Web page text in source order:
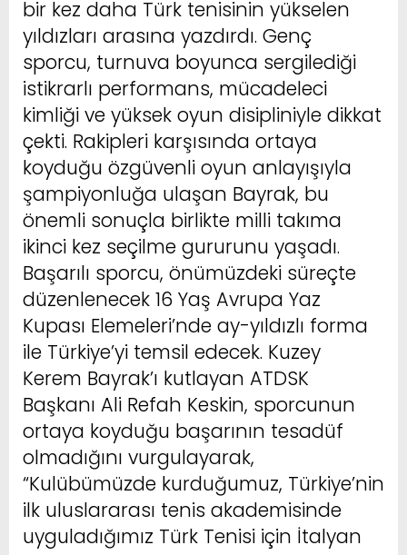
bir kez daha Türk tenisinin yükselen
yıldızları arasına yazdırdı. Genç
sporcu, turnuva boyunca sergilediği
istikrarlı performans, mücadeleci
kimliği ve yüksek oyun disipliniyle dikkat
çekti. Rakipleri karşısında ortaya
koyduğu özgüvenli oyun anlayışıyla
şampiyonluğa ulaşan Bayrak, bu
önemli sonuçla birlikte milli takıma
ikinci kez seçilme gururunu yaşadı.
Başarılı sporcu, önümüzdeki süreçte
düzenlenecek 16 Yaş Avrupa Yaz
Kupası Elemeleri’nde ay-yıldızlı forma
ile Türkiye’yi temsil edecek. Kuzey
Kerem Bayrak’ı kutlayan ATDSK
Başkanı Ali Refah Keskin, sporcunun
ortaya koyduğu başarının tesadüf
olmadığını vurgulayarak,
“Kulübümüzde kurduğumuz, Türkiye’nin
ilk uluslararası tenis akademisinde
uyguladığımız Türk Tenisi için İtalyan